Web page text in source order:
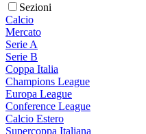
Sezioni
Calcio
Mercato
Serie A
Serie B
Coppa Italia
Champions League
Europa League
Conference League
Calcio Estero
Supercoppa Italiana